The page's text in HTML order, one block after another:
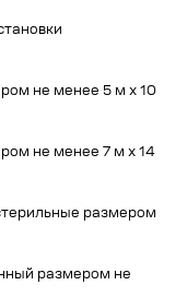
не менее 5 м х 10
не менее 7 м х 14
размером
размером не